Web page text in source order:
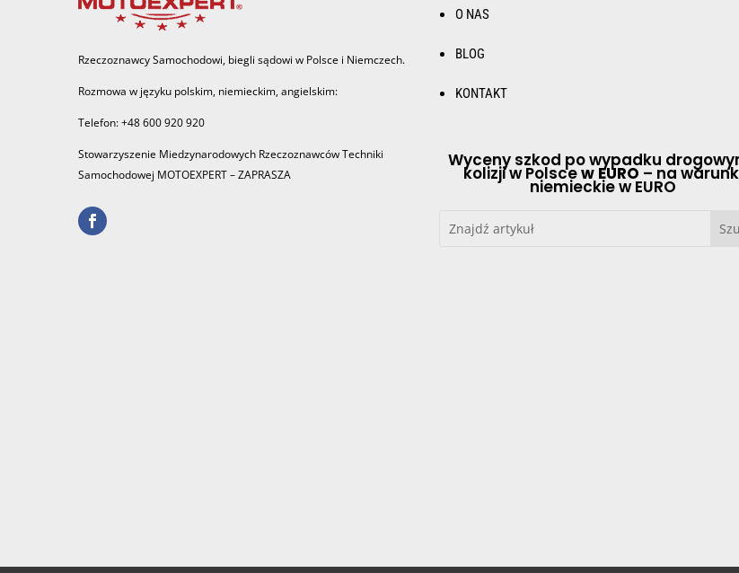
Rzeczoznawcy Samochodowi, biegli sądowi w Polsce i Niemczech.
Rozmowa w języku polskim, niemieckim, angielskim:
Telefon: +48 600 920 920
Stowarzyszenie Miedzynarodowych Rzeczoznawców Techniki
Samochodowej MOTOEXPERT – ZAPRASZA
O NAS
BLOG
KONTAKT
Wyceny szkod po wypadku
kolizji w Polscew EURO – na
niemieckie w EURO